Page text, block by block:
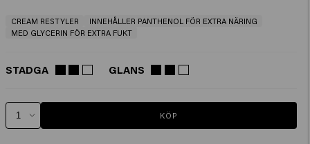
CREAM RESTYLER
INNEHÅLLER PANTHENOL FÖR EXTRA NÄRING
MED GLYCERIN FÖR EXTRA FUKT
STADGA GLANS
KÖP